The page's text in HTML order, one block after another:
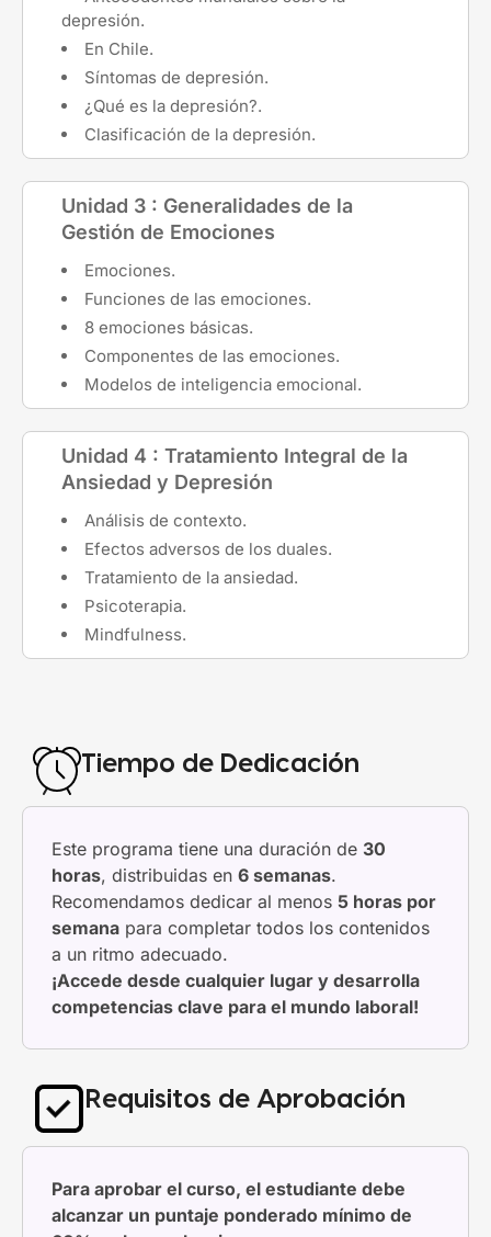
depresión.
En Chile.
Síntomas de depresión.
¿Qué es la depresión?.
Clasificación de la depresión.
Unidad 3 : Generalidades de la
Gestión de Emociones
Emociones.
Funciones de las emociones.
8 emociones básicas.
Componentes de las emociones.
Modelos de inteligencia emocional.
Unidad 4 : Tratamiento Integral de la
Ansiedad y Depresión
Análisis de contexto.
Efectos adversos de los duales.
Tratamiento de la ansiedad.
Psicoterapia.
Mindfulness.
Tiempo de Dedicación
Este programa tiene una duración de 30
horas, distribuidas en 6 semanas.
Recomendamos dedicar al menos 5 horas por
semana para completar todos los contenidos
a un ritmo adecuado.
¡Accede desde cualquier lugar y desarrolla
competencias clave para el mundo laboral!
Requisitos de Aprobación
Para aprobar el curso, el estudiante debe
alcanzar un puntaje ponderado mínimo de